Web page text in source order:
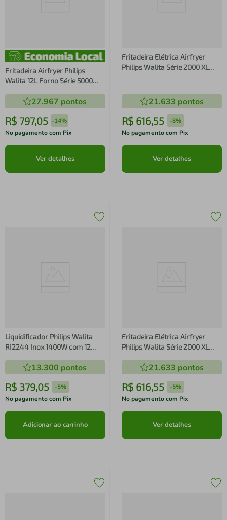
Fritadeira Airfryer Philips
Walita 12L Forno Série 5000
27.967 pontos
R$ 797,05 -14%
No pagamento com Pix
Ver detalhes
Fritadeira Elétrica Airfryer
Philips Walita Série 2000 XL
21.633 pontos
R$ 616,55 -8%
No pagamento com Pix
Ver detalhes
Liquidificador Philips Walita
RI2244 Inox 1400W com 12
13.300 pontos
R$ 379,05 -5%
No pagamento com Pix
Adicionar ao carrinho
Fritadeira Elétrica Airfryer
Philips Walita Série 2000 XL
21.633 pontos
R$ 616,55 -5%
No pagamento com Pix
Ver detalhes